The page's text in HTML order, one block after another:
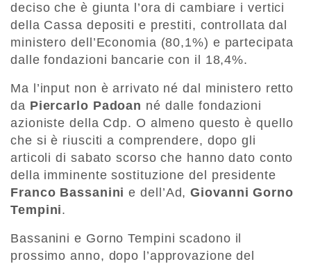
deciso che è giunta l’ora di cambiare i vertici
della Cassa depositi e prestiti, controllata dal
ministero dell’Economia (80,1%) e partecipata
dalle fondazioni bancarie con il 18,4%.
Ma l’input non è arrivato né dal ministero retto
da Piercarlo Padoan né dalle fondazioni
azioniste della Cdp. O almeno questo è quello
che si è riusciti a comprendere, dopo gli
articoli di sabato scorso che hanno dato conto
della imminente sostituzione del presidente
Franco Bassanini e dell’Ad,Giovanni Gorno
Tempini.
Bassanini e Gorno Tempini scadono il
prossimo anno, dopo l’approvazione del